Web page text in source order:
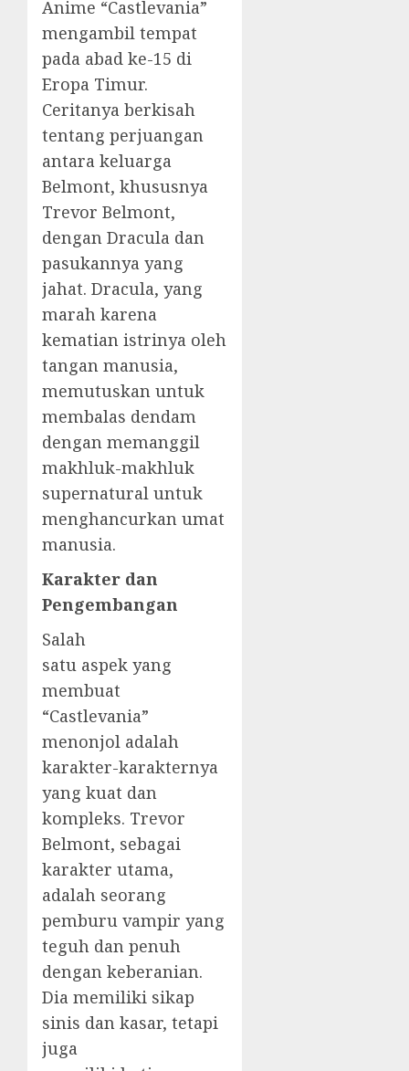
Anime “Castlevania”
mengambil tempat
pada abad ke-15 di
Eropa Timur.
Ceritanya berkisah
tentang perjuangan
antara keluarga
Belmont, khususnya
Trevor Belmont,
dengan Dracula dan
pasukannya yang
jahat. Dracula, yang
marah karena
kematian istrinya oleh
tangan manusia,
memutuskan untuk
membalas dendam
dengan memanggil
makhluk-makhluk
supernatural untuk
menghancurkan umat
manusia.
Karakter dan
Pengembangan
Salah
satu aspek yang
membuat
“Castlevania”
menonjol adalah
karakter-karakternya
yang kuat dan
kompleks. Trevor
Belmont, sebagai
karakter utama,
adalah seorang
pemburu vampir yang
teguh dan penuh
dengan keberanian.
Dia memiliki sikap
sinis dan kasar, tetapi
juga